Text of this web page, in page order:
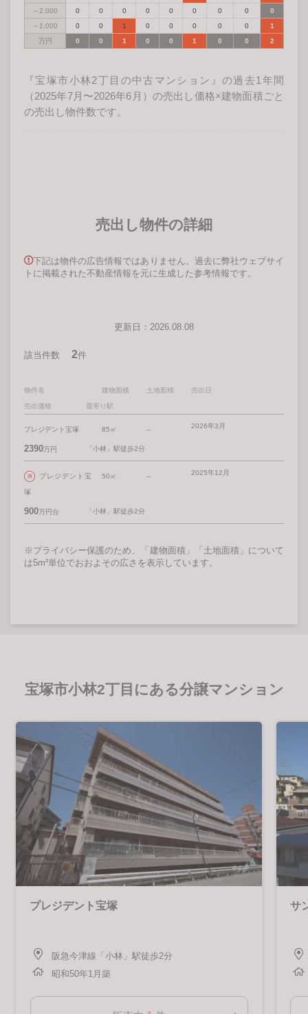
～2,000
0 0 0 0 0 0 0 0
0
～1,000
0 0 1 0 0 0 0 0
1
万円
0 0 1 0 0 1 0 0 2
『宝塚市小林2丁目の中古マンション』の過去1年間
（2025年7月〜2026年6月）の売出し価格×建物面積ごと
の売出し物件数です。
売出し物件の詳細
下記は物件の広告情報ではありません。過去に弊社ウェブサイ
トに掲載された不動産情報を元に生成した参考情報です。
更新日：2026.08.08
該当件数 2件
物件名 売出日
売出価格
建物面積 土地面積
最寄り駅
プレジデント宝塚 2026年3月
2390万円
85㎡ --
「小林」駅徒歩2分
プレジデント宝
塚
2025年12月
900万円台
50㎡ --
「小林」駅徒歩2分
※プライバシー保護のため、「建物面積」「土地面積」について
は5m²単位でおおよその広さを表示しています。
宝塚市小林2丁目にある分譲マンション
プレジデント宝塚
阪急今津線「小林」駅徒歩2分
昭和50年1月築
サ